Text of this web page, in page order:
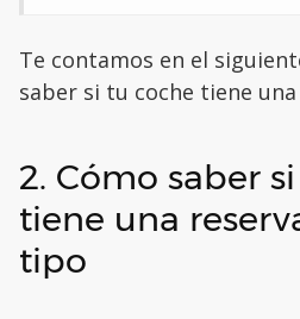
Te contamos en el
saber si tu coche tiene
2. Cómo saber
tiene una
tipo